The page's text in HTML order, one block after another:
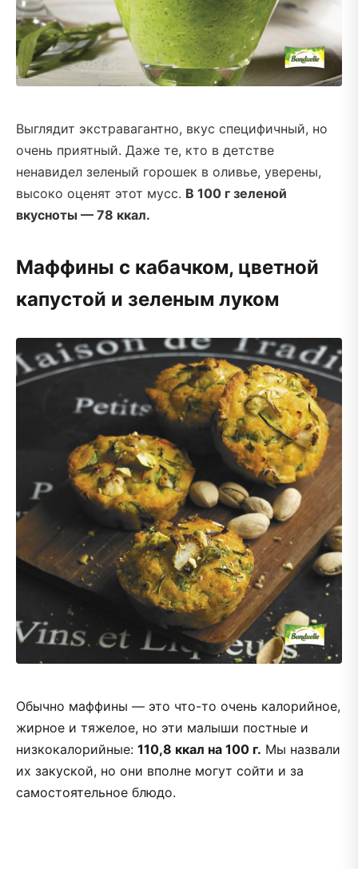
Выглядит экстравагантно, вкус специфичный, но
очень приятный. Даже те, кто в детстве
ненавидел зеленый горошек в оливье, уверены,
высоко оценят этот мусс. В 100 г зеленой
вкусноты — 78 ккал.
Маффины с кабачком, цветной
капустой и зеленым луком
Обычно маффины — это что-то очень калорийное,
жирное и тяжелое, но эти малыши постные и
низкокалорийные: 110,8 ккал на 100 г. Мы назвали
их закуской, но они вполне могут сойти и за
самостоятельное блюдо.